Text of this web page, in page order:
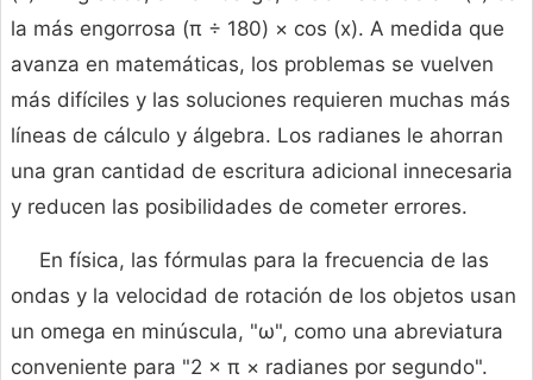
la más engorrosa (π ÷ 180) × cos (x). A medida que
avanza en matemáticas, los problemas se vuelven
más difíciles y las soluciones requieren muchas más
líneas de cálculo y álgebra. Los radianes le ahorran
una gran cantidad de escritura adicional innecesaria
y reducen las posibilidades de cometer errores.
En física, las fórmulas para la frecuencia de las
ondas y la velocidad de rotación de los objetos usan
un omega en minúscula, "ω", como una abreviatura
conveniente para "2 × π × radianes por segundo".